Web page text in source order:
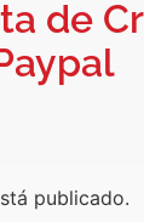
de
publicado.